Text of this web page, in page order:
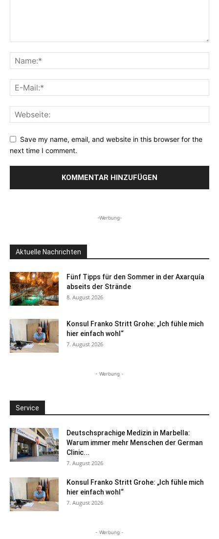
Save my name, email, and website in this browser for the
next time I comment.
-Werbung-
Aktuelle Nachrichten
Fünf Tipps für den Sommer in der Axarquía
abseits der Strände
8. August 2026
Konsul Franko Stritt Grohe: „Ich fühle mich
hier einfach wohl“
7. August 2026
- Werbung -
Service
Deutschsprachige Medizin in Marbella:
Warum immer mehr Menschen der German
Clinic...
7. August 2026
Konsul Franko Stritt Grohe: „Ich fühle mich
hier einfach wohl“
7. August 2026
- Werbung -